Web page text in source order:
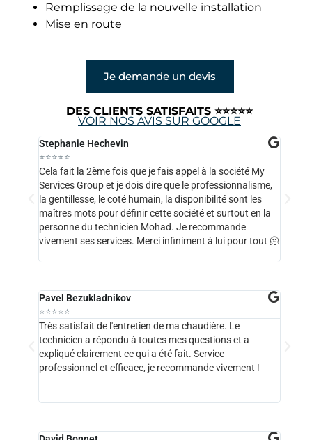
Remplissage de la nouvelle installation
Mise en route
Je demande un devis
DES CLIENTS SATISFAITS ⭐⭐⭐⭐⭐
VOIR NOS AVIS SUR GOOGLE
Stephanie Hechevin
⭐⭐⭐⭐⭐
Cela fait la 2ème fois que je fais appel à la société My
Services Group et je dois dire que le professionnalisme,
la gentillesse, le coté humain, la disponibilité sont les
maîtres mots pour définir cette société et surtout en la
personne du technicien Mohad. Je recommande
vivement ses services. Merci infiniment à lui pour tout 🫠
Pavel Bezukladnikov
⭐⭐⭐⭐⭐
Très satisfait de l'entretien de ma chaudière. Le
technicien a répondu à toutes mes questions et a
expliqué clairement ce qui a été fait. Service
professionnel et efficace, je recommande vivement !